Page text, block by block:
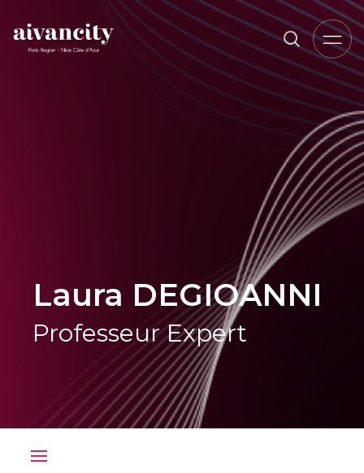
Aller au contenu principal
Fil d'Ariane
Laura DEGIOANNI
Professeur Expert